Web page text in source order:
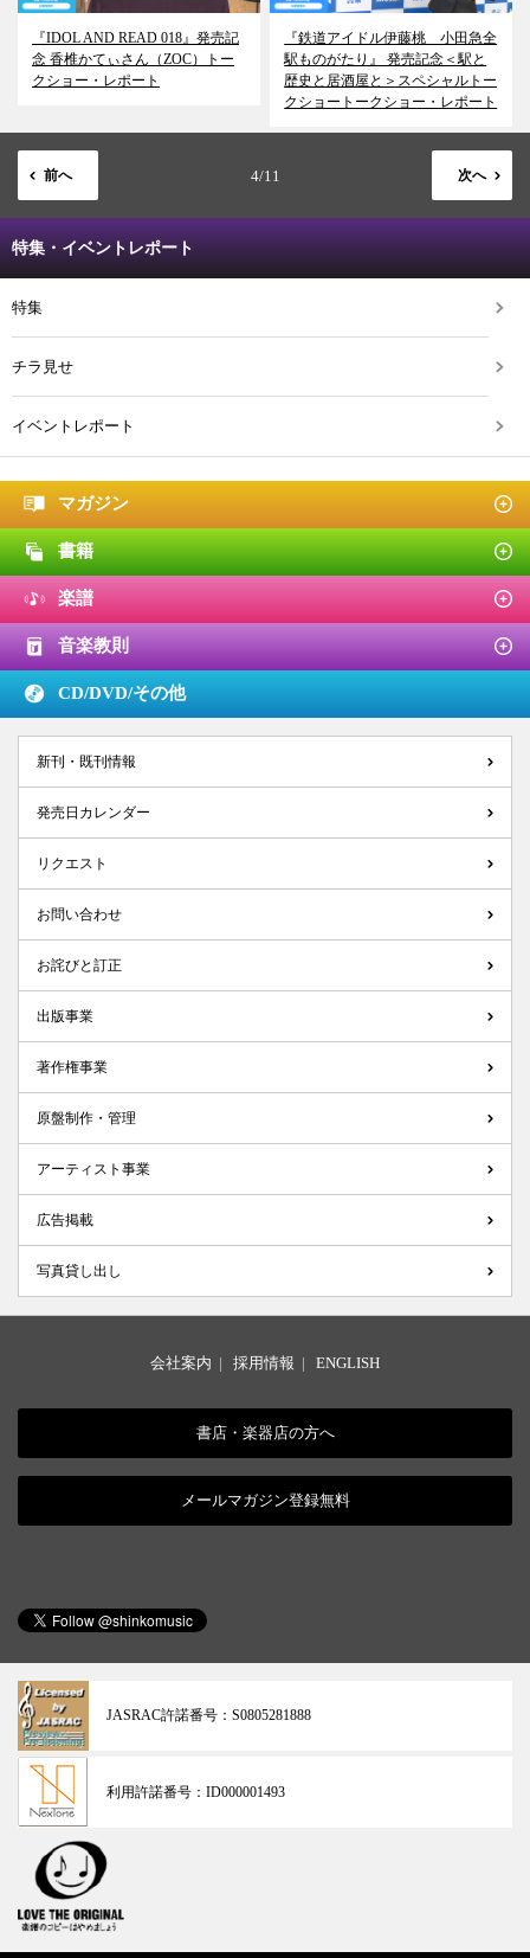
『IDOL AND READ 018』発売記
念 香椎かてぃさん（ZOC）トー
クショー・レポート
『鉄道アイドル伊藤桃 小田急全
駅ものがたり』 発売記念＜駅と
歴史と居酒屋と＞スペシャルトー
クショートークショー・レポート
前へ 4/11 次へ
特集・イベントレポート
特集
チラ見せ
イベントレポート
マガジン
書籍
楽譜
音楽教則
CD/DVD/その他
新刊・既刊情報
発売日カレンダー
リクエスト
お問い合わせ
お詫びと訂正
出版事業
著作権事業
原盤制作・管理
アーティスト事業
広告掲載
写真貸し出し
会社案内 | 採用情報 | ENGLISH
書店・楽器店の方へ
メールマガジン登録無料
JASRAC許諾番号： S0805281888
利用許諾番号： ID000001493